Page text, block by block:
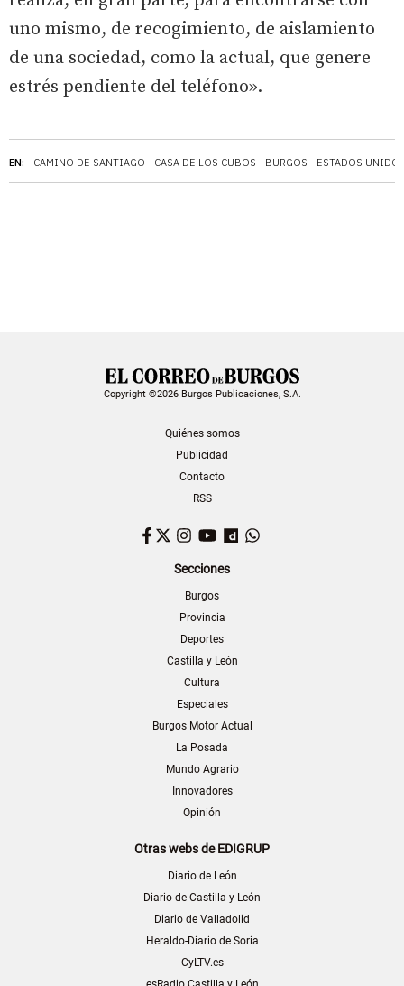
EN: CAMINO DE SANTIAGO CASA DE LOS CUBOS BURGOS ESTADOS
uno mismo, de recogimiento, de aislamiento
de una sociedad, como la actual, que genere
estrés pendiente del teléfono».
Copyright ©2026 Burgos Publicaciones, S.A.
Quiénes somos
Publicidad
Contacto
RSS
Facebook
TwitterInstagram
YouTubeDailymotion
Secciones
Burgos
Provincia
Deportes
Castilla y León
Cultura
Especiales
Burgos Motor Actual
La Posada
Mundo Agrario
Innovadores
Opinión
Otras webs de EDIGRUP
Diario de León
Diario de Castilla y León
Diario de Valladolid
Heraldo-Diario de Soria
CyLTV.es